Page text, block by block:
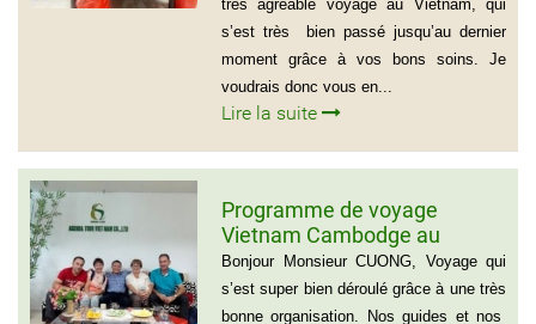
très agréable voyage au Vietnam, qui
s’est très bien passé jusqu’au dernier
moment grâce à vos bons soins. Je
voudrais donc vous en...
Lire la suite
Programme de voyage
Vietnam Cambodge au
groupe de Madame CATHY et
les amis
Bonjour Monsieur CUONG, Voyage qui
s’est super bien déroulé grâce à une très
bonne organisation. Nos guides et nos